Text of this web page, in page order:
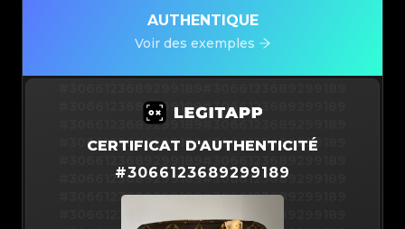
AUTHENTIQUE
Voir des exemples
#3066123689299189#3066123689299189
#3066123689299189#3066123689299189
#3066123689299189#3066123689299189
#3066123689299189#3066123689299189
#3066123689299189#3066123689299189
CERTIFICAT D'AUTHENTICITÉ
#3066123689299189